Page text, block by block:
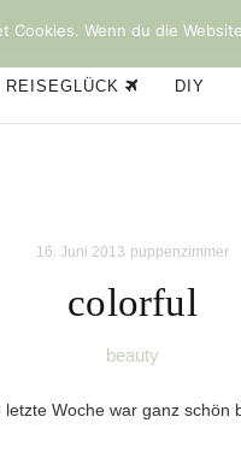
REISEGLÜCK DIY
16. Juni 2013 puppenzimmer
colorful
beauty
letzte Woche war ganz schön
Cookies. Wenn du die